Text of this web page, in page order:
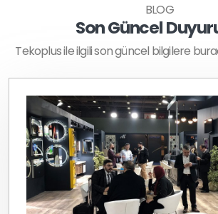
BLOG
Son Güncel
Tekoplus ile ilgili son güncel bilgilere